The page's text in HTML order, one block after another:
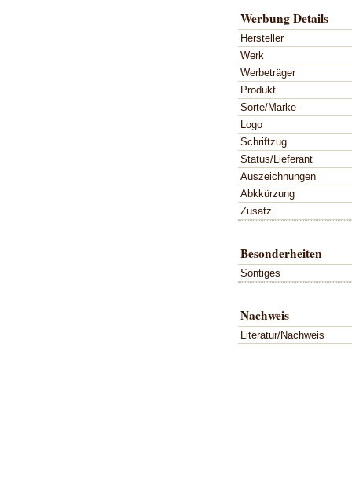
Werbung Details
Hersteller
Werk
Werbeträger
Produkt
Sorte/Marke
Logo
Schriftzug
Status/Lieferant
Auszeichnungen
Abkkürzung
Zusatz
Besonderheiten
Sontiges
Nachweis
Literatur/Nachweis